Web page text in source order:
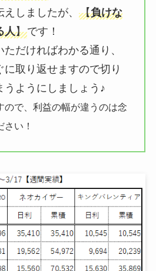
しましたが、 【負けな
人】です！
だければわかる通り、
に取り返せますので切り
うようにしましょう♪
で、利益の幅が違うのは念
い！